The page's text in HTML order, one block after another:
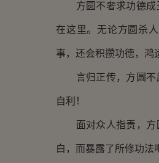
方圆不奢求功德成圣
在这里。无论方圆杀
事，还会积攒功德，鸿
言归正传，方圆不愿
自利！
面对众人指责，方圆
白，而暴露了所修功法